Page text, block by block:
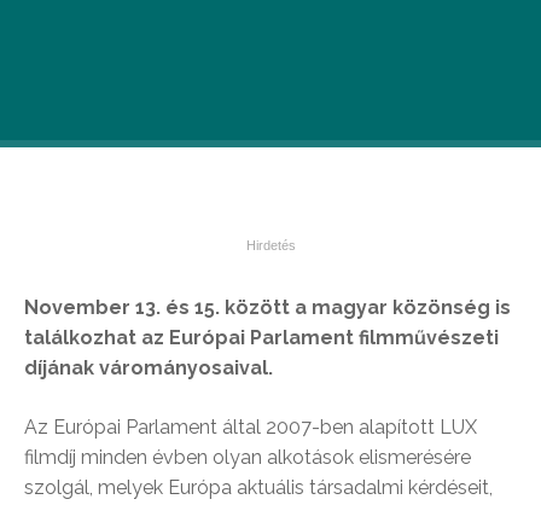
November 13. és 15. között a magyar közönség is
találkozhat az Európai Parlament filmművészeti
díjának várományosaival.
Az Európai Parlament által 2007-ben alapított LUX
filmdíj minden évben olyan alkotások elismerésére
szolgál, melyek Európa aktuális társadalmi kérdéseit,